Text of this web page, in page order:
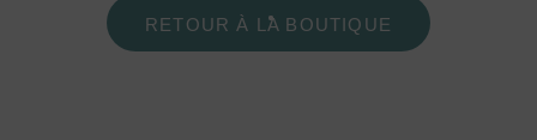
RETOUR À LA BOUTIQUE